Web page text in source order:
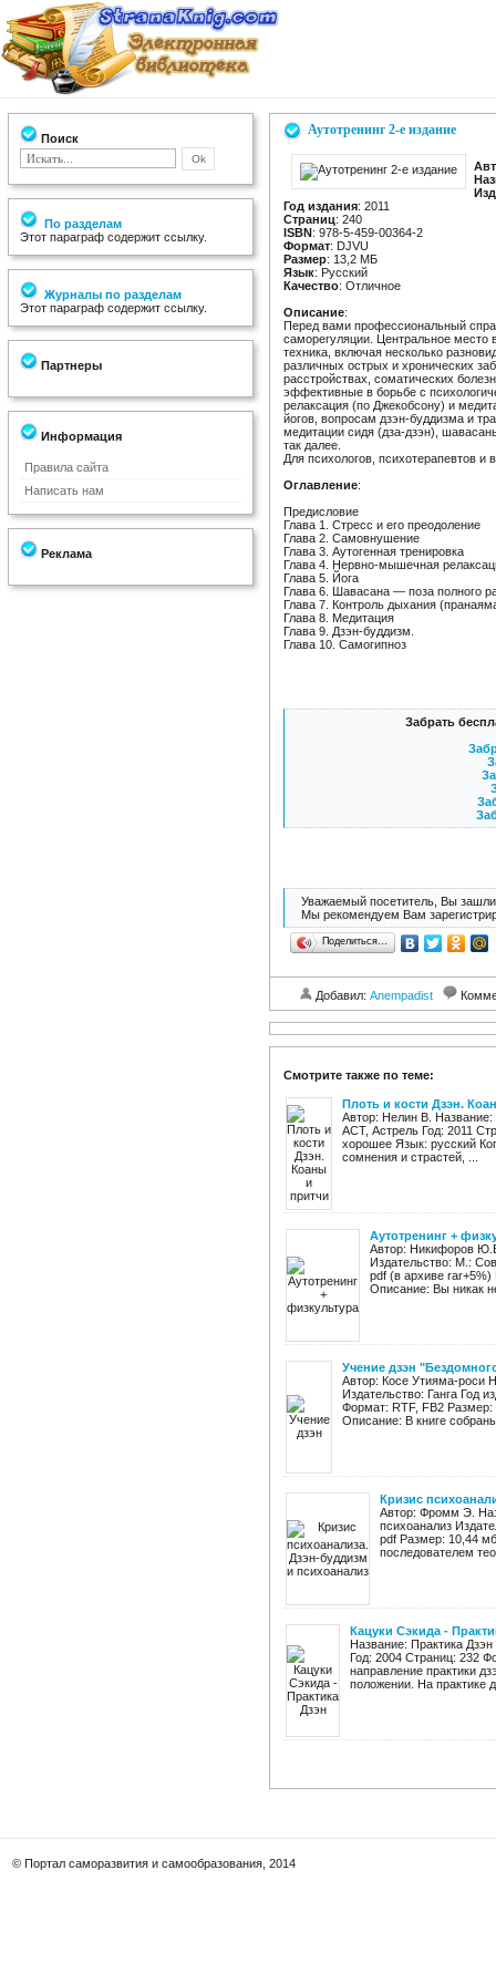
Поиск
По разделам
Этот параграф содержит ссылку.
Журналы по разделам
Этот параграф содержит ссылку.
Партнеры
Информация
Правила сайта
Написать нам
Реклама
Аутотренинг 2-е издание
Год издания: 2011
Страниц: 240
ISBN: 978-5-459-00364-2
Формат: DJVU
Размер: 13,2 МБ
Язык: Русский
Качество: Отличное
Описание:
Перед вами профессиональный
саморегуляции. Центральное место
техника, включая несколько
различных острых и хронических
расстройствах, соматических
эффективные в борьбе с
релаксация (по Джекобсону) и
йогов, вопросам дзэн-буддизма и
медитации сидя (дза-дзэн),
так далее.
Для психологов, психотерапевтов и
Оглавление:
Предисловие
Глава 1. Стресс и его преодоление
Глава 2. Самовнушение
Глава 3. Аутогенная тренировка
Глава 4. Нервно-мышечная
Глава 5. Йога
Глава 6. Шавасана — поза полного
Глава 7. Контроль дыхания
Глава 8. Медитация
Глава 9. Дзэн-буддизм.
Глава 10. Самогипноз
Забрать
Уважаемый посетитель, Вы зашли
Мы рекомендуем Вам
Поделиться…
Добавил: Anempadist
Смотрите также по теме:
Плоть и кости Дзэн.
Автор: Нелин В. Название:
АСТ, Астрель Год: 2011
хорошее Язык: русский
сомнения и страстей, ...
Аутотренинг +
Автор: Никифоров
Издательство: М.:
pdf (в архиве
Описание: Вы никак
Учение дзэн
Автор: Косе Утияма-роси
Издательство: Ганга Год
Формат: RTF, FB2
Описание: В книге
Кризис
Автор: Фромм Э.
психоанализ
pdf Размер: 10,44
последователем
Кацуки Сэкида -
Название: Практика
Год: 2004 Страниц: 232
направление практики
положении. На практике
© Портал саморазвития и самообразования, 2014